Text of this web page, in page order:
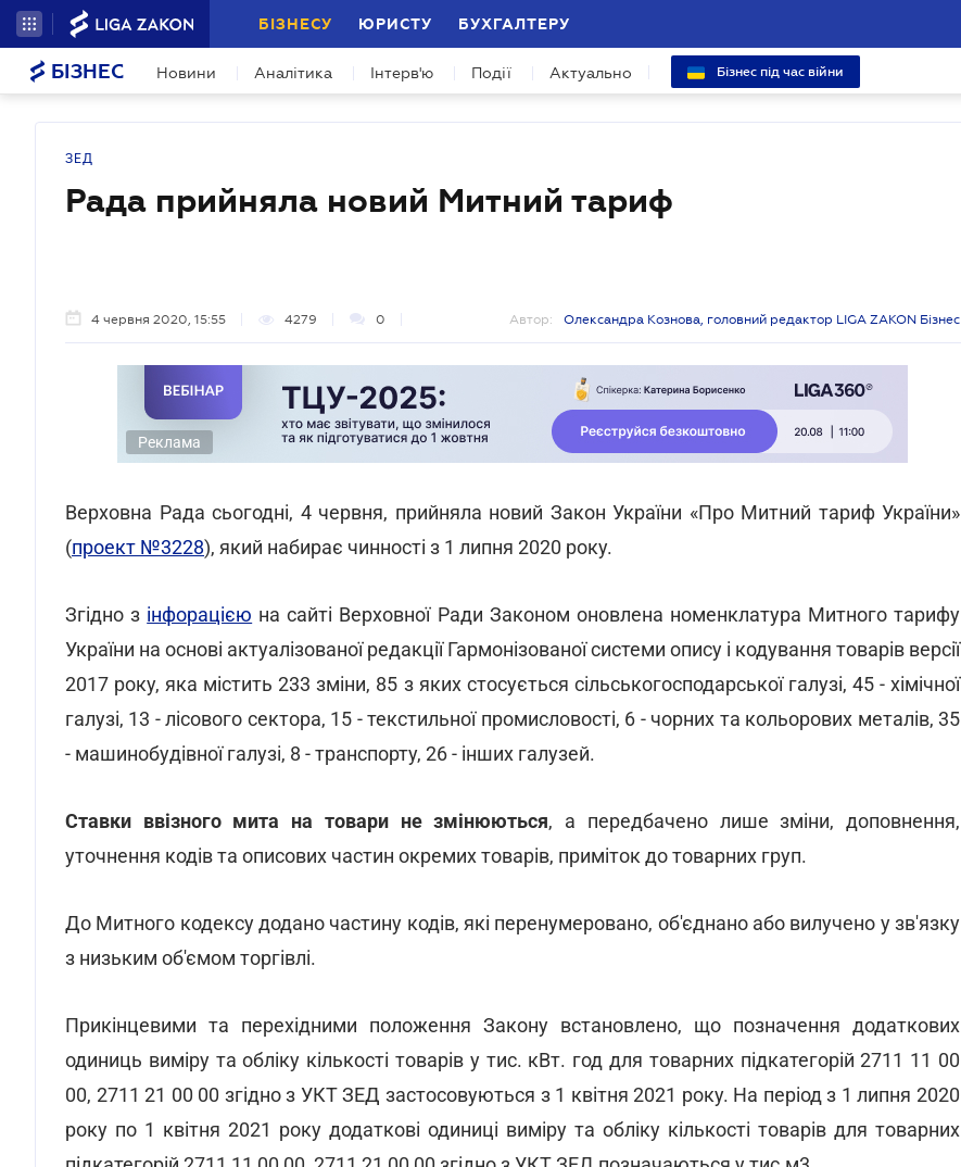
БІЗНЕСУ ЮРИСТУ БУХГАЛТЕРУ
БІЗНЕС Новини Аналітика Інтерв'ю Події Актуально Бізнес під час війни
ЗЕД
Рада прийняла новий Митний тариф
4 червня 2020, 15:55 4279 0 Автор: Олександра Кознова, головний редактор LIGA ZAKON Бізнес
Реклама
Верховна Рада сьогодні, 4 червня, прийняла новий Закон України «Про Митний тариф України»
(проект №3228), який набирає чинності з 1 липня 2020 року.
Згідно з інфорацією на сайті Верховної Ради Законом оновлена номенклатура Митного тарифу
України на основі актуалізованої редакції Гармонізованої системи опису і кодування товарів версії
2017 року, яка містить 233 зміни, 85 з яких стосується сільськогосподарської галузі, 45 - хімічної
галузі, 13 - лісового сектора, 15 - текстильної промисловості, 6 - чорних та кольорових металів, 35
- машинобудівної галузі, 8 - транспорту, 26 - інших галузей.
Ставки ввізного мита на товари не змінюються, а передбачено лише зміни, доповнення,
уточнення кодів та описових частин окремих товарів, приміток до товарних груп.
До Митного кодексу додано частину кодів, які перенумеровано, об'єднано або вилучено у зв'язку
з низьким об'ємом торгівлі.
Прикінцевими та перехідними положення Закону встановлено, що позначення додаткових
одиниць виміру та обліку кількості товарів у тис. кВт. год для товарних підкатегорій 2711 11 00
00, 2711 21 00 00 згідно з УКТ ЗЕД застосовуються з 1 квітня 2021 року. На період з 1 липня 2020
року по 1 квітня 2021 року додаткові одиниці виміру та обліку кількості товарів для товарних